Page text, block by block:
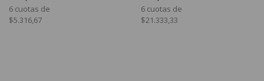
6 cuotas de
$5.316,67
6 cuotas de
$21.333,33